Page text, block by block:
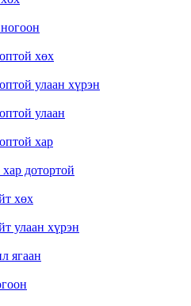
хөх
улаан хүрэн
улаан
хар
дотортой
хөх
улаан хүрэн
ягаан